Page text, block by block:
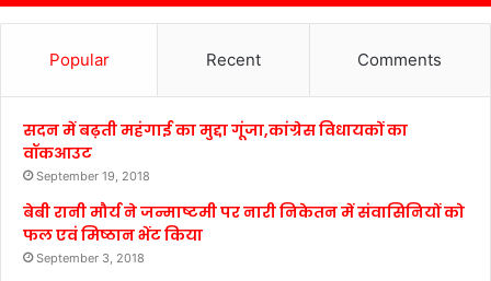
Popular Recent Comments
सदन में बढ़ती महंगाई का मुद्दा गूंजा,कांग्रेस विधायकों का
वॉकआउट
September 19, 2018
बेबी रानी मौर्य ने जन्माष्टमी पर नारी निकेतन में संवासिनियों को
फल एवं मिष्ठान भेंट किया
September 3, 2018